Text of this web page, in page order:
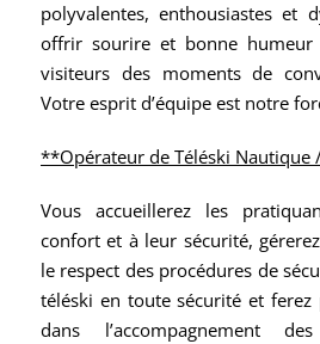
polyvalentes, enthousiastes et
offrir sourire et bonne
visiteurs des moments de
Votre esprit d’équipe est notre
**Opérateur de Téléski Nautique
Vous accueillerez les
confort et à leur sécurité,
le respect des procédures de
téléski en toute sécurité et ferez
dans l’accompagnement